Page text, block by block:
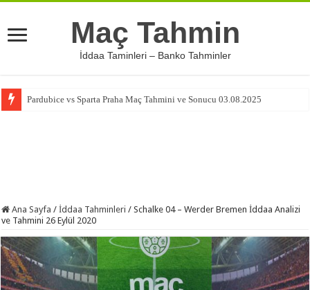
Maç Tahmin
İddaa Taminleri – Banko Tahminler
Pardubice vs Sparta Praha Maç Tahmini ve Sonucu 03.08.2025
Ana Sayfa / İddaa Tahminleri / Schalke 04 – Werder Bremen İddaa Analizi
ve Tahmini 26 Eylül 2020